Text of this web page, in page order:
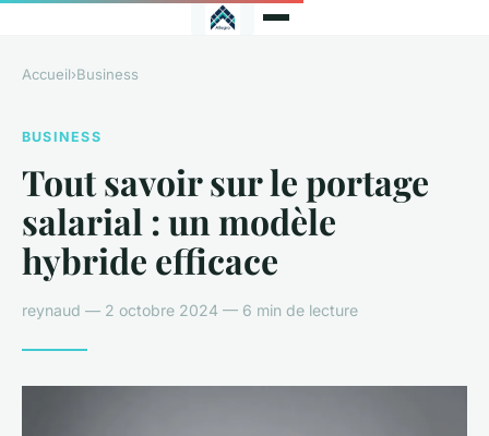
Accueil›Business
BUSINESS
Tout savoir sur le portage
salarial : un modèle
hybride efficace
reynaud — 2 octobre 2024 — 6 min de lecture